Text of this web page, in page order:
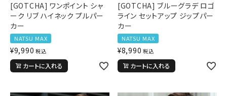
[GOTCHA] ワンポイント シャ
ーク リブ ハイネック プルパー
カー
NATSU MAX
¥9,990 税込
カートに入れる
[GOTCHA] ブルーグラデ ロゴ
ライン セットアップ ジップパー
カー
NATSU MAX
¥8,990 税込
カートに入れる